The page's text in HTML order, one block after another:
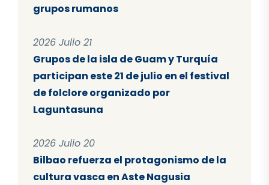
grupos rumanos
2026 Julio 21
Grupos de la isla de Guam y Turquía
participan este 21 de julio en el festival
de folclore organizado por
Laguntasuna
2026 Julio 20
Bilbao refuerza el protagonismo de la
cultura vasca en Aste Nagusia